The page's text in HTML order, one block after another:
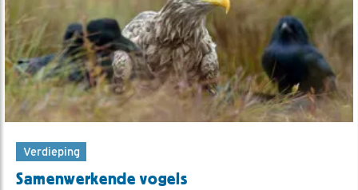
Verdieping
Samenwerkende vogels